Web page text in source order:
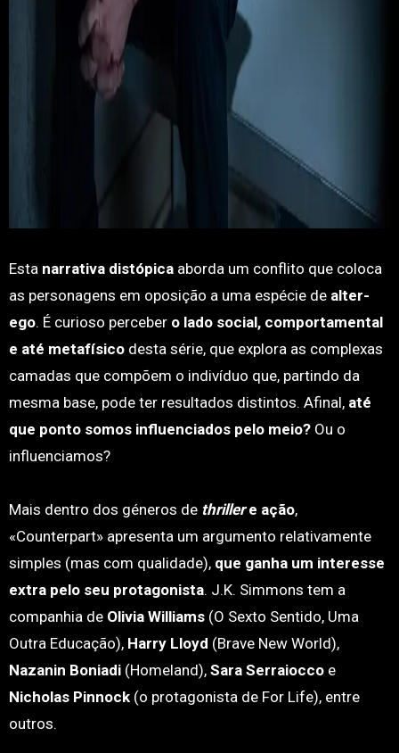
Esta narrativa distópicaaborda um conflito que coloca
as personagens em oposição a uma espécie de alter-
ego. É curioso perceber o lado social, comportamental
e até metafísicodesta série, que explora as complexas
camadas que compõem o indivíduo que, partindo da
mesma base, pode ter resultados distintos. Afinal, até
que ponto somos influenciados pelo meio?Ou o
influenciamos?
Mais dentro dos géneros de thrillere ação,
«Counterpart» apresenta um argumento relativamente
simples (mas com qualidade), que ganha um interesse
extra pelo seu protagonista. J.K. Simmons tem a
companhia de Olivia Williams(O Sexto Sentido, Uma
Outra Educação), Harry Lloyd (Brave New World),
Nazanin Boniadi(Homeland), Sara Serraioccoe
Nicholas Pinnock(o protagonista de For Life), entre
outros.